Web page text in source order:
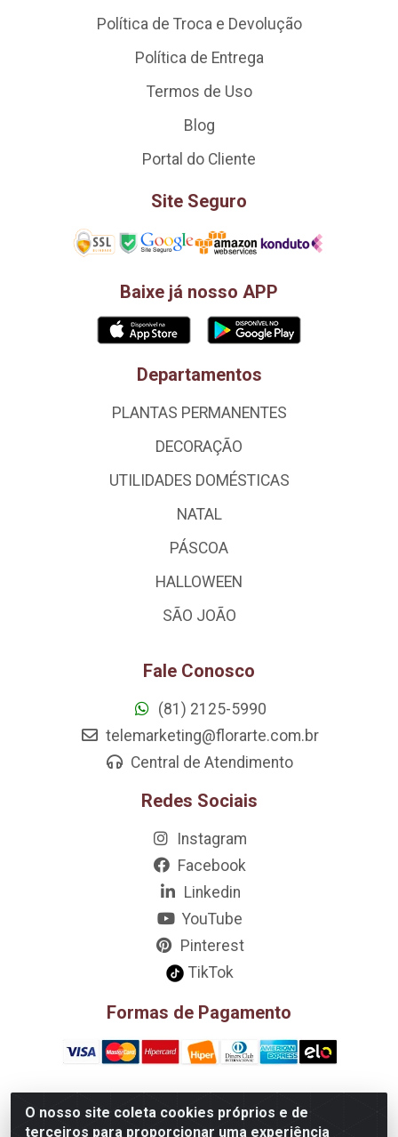
O nosso site coleta cookies próprios e de
terceiros para proporcionar uma experiência
Política de Troca e Devolução
Política de Entrega
Termos de Uso
Blog
Portal do Cliente
Site Seguro
Baixe já nosso APP
Departamentos
PLANTAS PERMANENTES
DECORAÇÃO
UTILIDADES DOMÉSTICAS
NATAL
PÁSCOA
HALLOWEEN
SÃO JOÃO
Fale Conosco
(81) 2125-5990
telemarketing@florarte.com.br
Central de Atendimento
Redes Sociais
Instagram
Facebook
Linkedin
YouTube
Pinterest
TikTok
Formas de Pagamento
D&A Decoração e Ambientação LTDA - Rua Riachão, 807 –